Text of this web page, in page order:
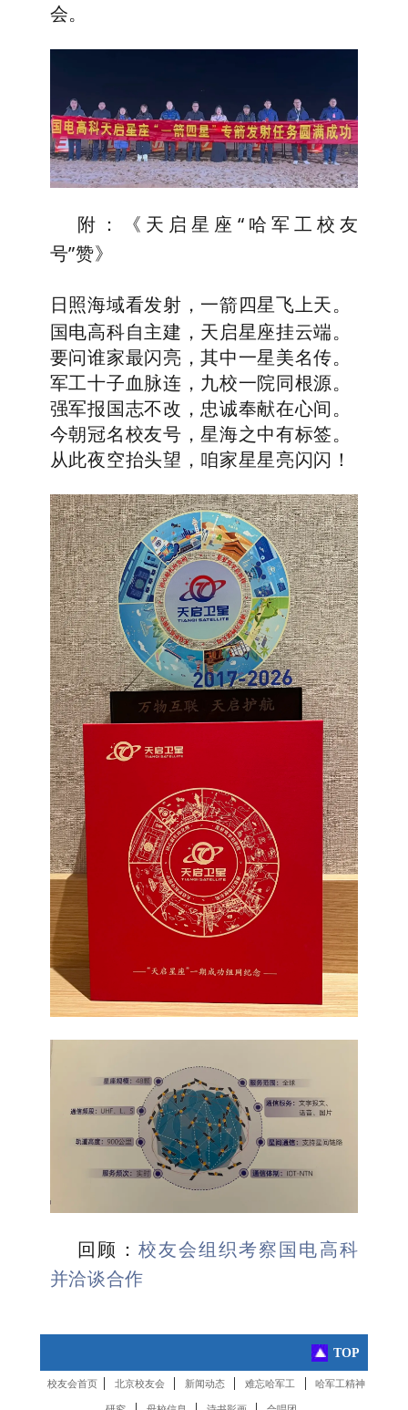
会。
附：《天启星座“哈军工校友
号”赞》
日照海域看发射，一箭四星飞上天。
国电高科自主建，天启星座挂云端。
要问谁家最闪亮，其中一星美名传。
军工十子血脉连，九校一院同根源。
强军报国志不改，忠诚奉献在心间。
今朝冠名校友号，星海之中有标签。
从此夜空抬头望，咱家星星亮闪闪！
回顾： 校友会组织考察国电高科
并洽谈合作
TOP
校友会首页 | 北京校友会 | 新闻动态 | 难忘哈军工 | 哈军工精神